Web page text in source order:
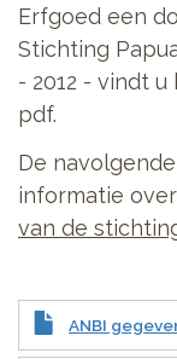
Erfgoed een
Stichting
- 2012 - vindt
pdf.
De
informatie over
van de
ANBI